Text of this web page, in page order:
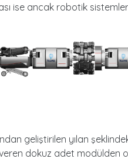
ise ancak robotik
geliştirilen yılan
dokuz adet modülden